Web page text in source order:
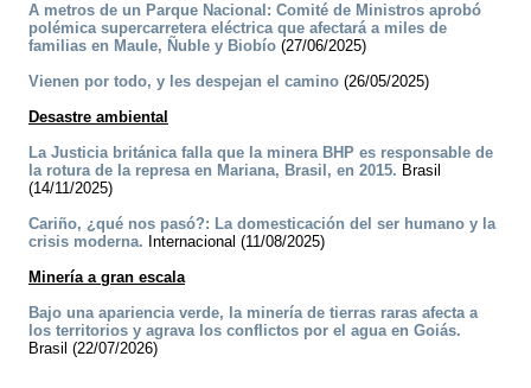
A metros de un Parque Nacional: Comité de Ministros aprobó
polémica supercarretera eléctrica que afectará a miles de
familias en Maule, Ñuble y Biobío (27/06/2025)
Vienen por todo, y les despejan el camino (26/05/2025)
Desastre ambiental
La Justicia británica falla que la minera BHP es responsable de
la rotura de la represa en Mariana, Brasil, en 2015. Brasil
(14/11/2025)
Cariño, ¿qué nos pasó?: La domesticación del ser humano y la
crisis moderna. Internacional (11/08/2025)
Minería a gran escala
Bajo una apariencia verde, la minería de tierras raras afecta a
los territorios y agrava los conflictos por el agua en Goiás.
Brasil (22/07/2026)